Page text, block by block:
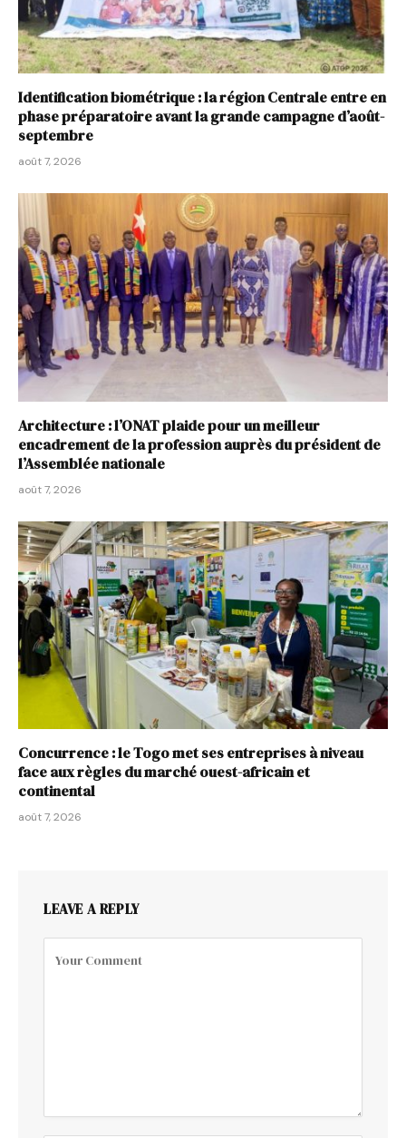
Identification biométrique : la région Centrale entre en
phase préparatoire avant la grande campagne d’août-
septembre
août 7, 2026
Architecture : l’ONAT plaide pour un meilleur
encadrement de la profession auprès du président de
l’Assemblée nationale
août 7, 2026
Concurrence : le Togo met ses entreprises à niveau
face aux règles du marché ouest-africain et
continental
août 7, 2026
LEAVE A REPLY